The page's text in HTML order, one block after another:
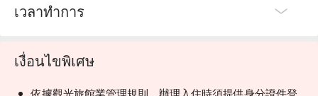
เวลาทำการ
เงื่อนไขพิเศษ
依據觀光旅館業管理規則，辦理入住時須提供身分證件登